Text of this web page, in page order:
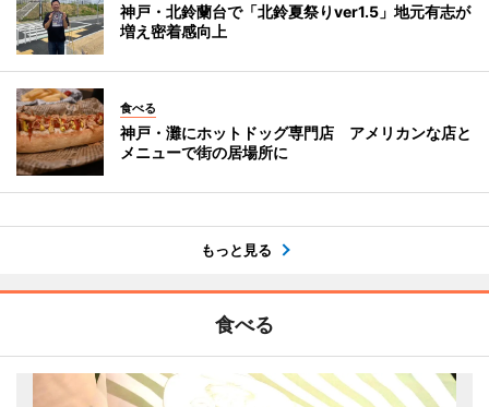
神戸・北鈴蘭台で「北鈴夏祭りver1.5」地元有志が
増え密着感向上
食べる
神戸・灘にホットドッグ専門店 アメリカンな店と
メニューで街の居場所に
もっと見る
食べる